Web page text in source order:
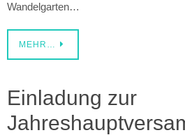
Wandelgarten…
MEHR…
Einladung zur